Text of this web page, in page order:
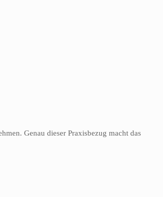
Genau dieser Praxisbezug macht das